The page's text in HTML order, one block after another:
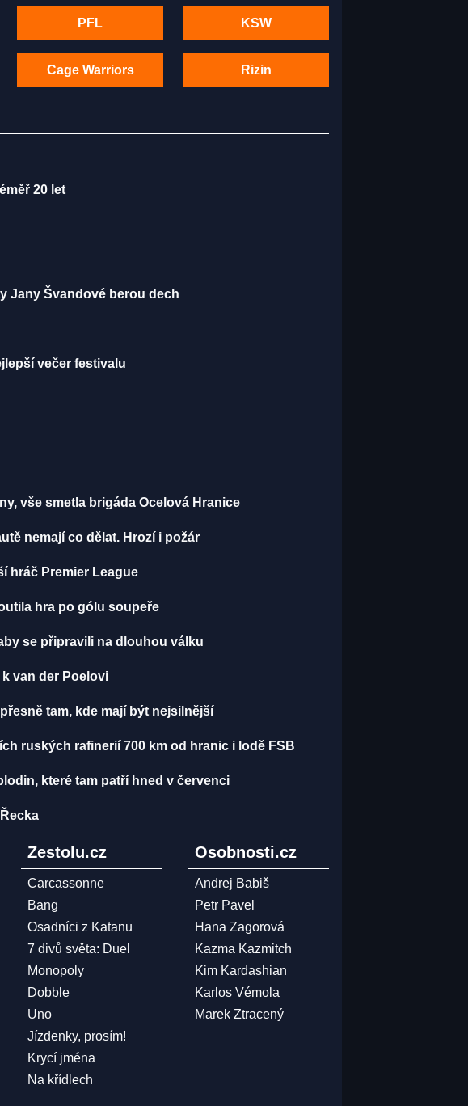
PFL KSW
Cage Warriors Rizin
20 let
Jany Švandové berou dech
večer festivalu
vše smetla brigáda Ocelová Hranice
nemají co dělat. Hrozí i požár
hráč Premier League
hra po gólu soupeře
se připravili na dlouhou válku
van der Poelovi
tam, kde mají být nejsilnější
ruských rafinerií 700 km od hranic i lodě FSB
které tam patří hned v červenci
Zestolu.cz
Carcassonne
Bang
Osadníci z Katanu
7 divů světa: Duel
Monopoly
Dobble
Uno
Jízdenky, prosím!
Krycí jména
Na křídlech
Osobnosti.cz
Andrej Babiš
Petr Pavel
Hana Zagorová
Kazma Kazmitch
Kim Kardashian
Karlos Vémola
Marek Ztracený